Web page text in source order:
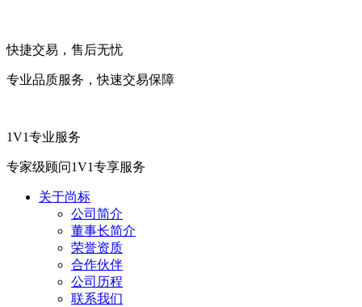
快捷交易，售后无忧
专业品质服务，快速交易保障
1V1专业服务
专家级顾问1V1专享服务
关于尚标
公司简介
董事长简介
荣誉资质
合作伙伴
公司历程
联系我们